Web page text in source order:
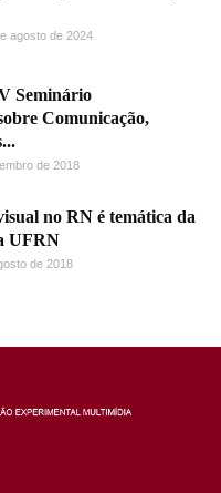
agosto de 2024
Seminário
Comunicação,
de 2018
no RN é temática da
UFRN
de 2018